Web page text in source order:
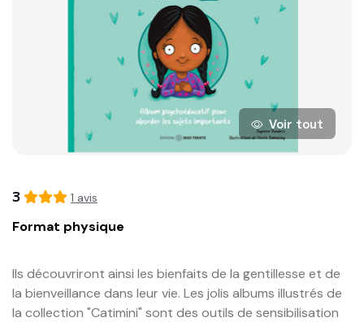
Voir tout
3 1 avis
Format physique
Ils découvriront ainsi les bienfaits de la gentillesse et de
la bienveillance dans leur vie. Les jolis albums illustrés de
la collection "Catimini" sont des outils de sensibilisation